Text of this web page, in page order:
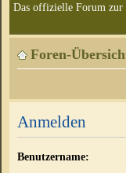
Das offizielle Forum
Foren-
Anmelden
Benutzername: